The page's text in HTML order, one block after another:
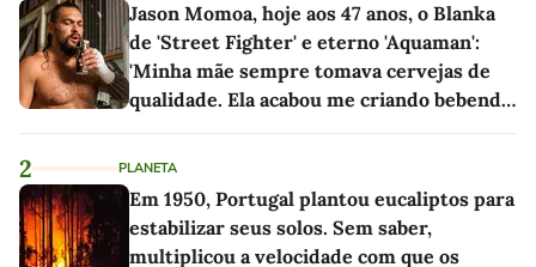
Jason Momoa, hoje aos 47 anos, o Blanka
de 'Street Fighter' e eterno 'Aquaman':
'Minha mãe sempre tomava cervejas de
qualidade. Ela acabou me criando bebendo
2 PLANETA
Em 1950, Portugal plantou eucaliptos para
estabilizar seus solos. Sem saber,
multiplicou a velocidade com que os